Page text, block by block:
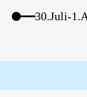
30.Juli-